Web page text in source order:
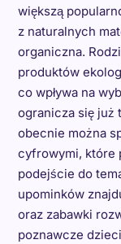
większą
z naturalnych
organiczna.
produktów
co wpływa na
ogranicza się już
obecnie można
cyfrowymi, które
podejście do
upominków
oraz zabawki
poznawcze